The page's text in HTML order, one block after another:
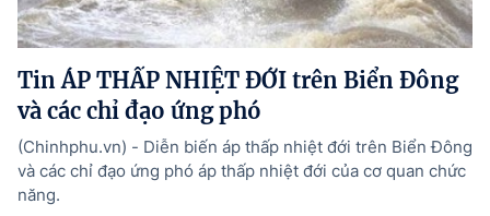
Tin ÁP THẤP NHIỆT ĐỚI trên Biển Đông
và các chỉ đạo ứng phó
(Chinhphu.vn) - Diễn biến áp thấp nhiệt đới trên Biển Đông
và các chỉ đạo ứng phó áp thấp nhiệt đới của cơ quan chức
năng.